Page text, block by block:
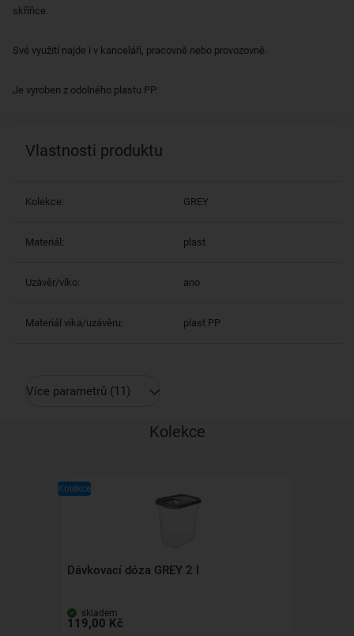
skříňce.
Své využití najde i v kanceláři, pracovně nebo provozovně.
Je vyroben z odolného plastu PP.
Vlastnosti produktu
Kolekce: GREY
Materiál: plast
Uzávěr/víko: ano
Materiál víka/uzávěru: plast PP
Více parametrů (11)
Kolekce
Kolekce
Dávkovací dóza GREY 2 l
skladem
119,00 Kč